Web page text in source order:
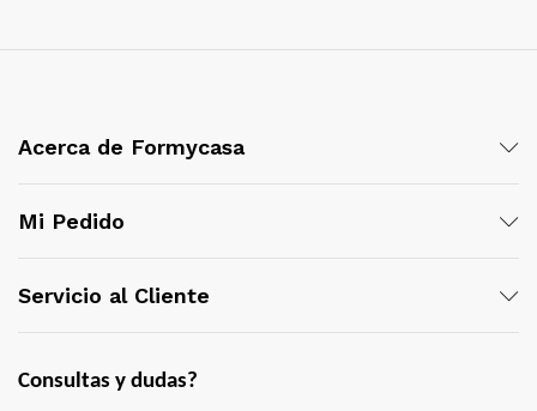
Acerca de Formycasa
Mi Pedido
Servicio al Cliente
Consultas y dudas?